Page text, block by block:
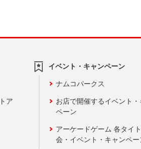
ア
イベント・キャンペーン
ナムコパークス
お店で開催するイベント・
ペーン
アーケードゲーム 各タイ
会・イベント・キャンペー